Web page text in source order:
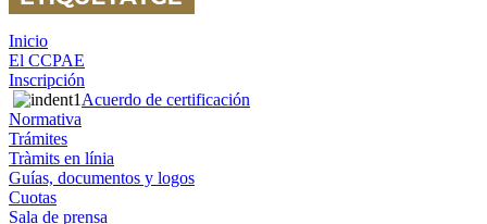
Inicio
El CCPAE
Inscripción
Acuerdo de certificación
Normativa
Trámites
Tràmits en línia
Guías, documentos y logos
Cuotas
Sala de prensa